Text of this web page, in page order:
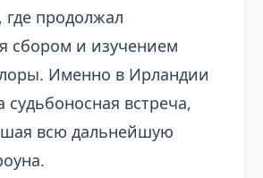
продолжал
сбором и изучением
Именно в Ирландии
встреча,
всю дальнейшую